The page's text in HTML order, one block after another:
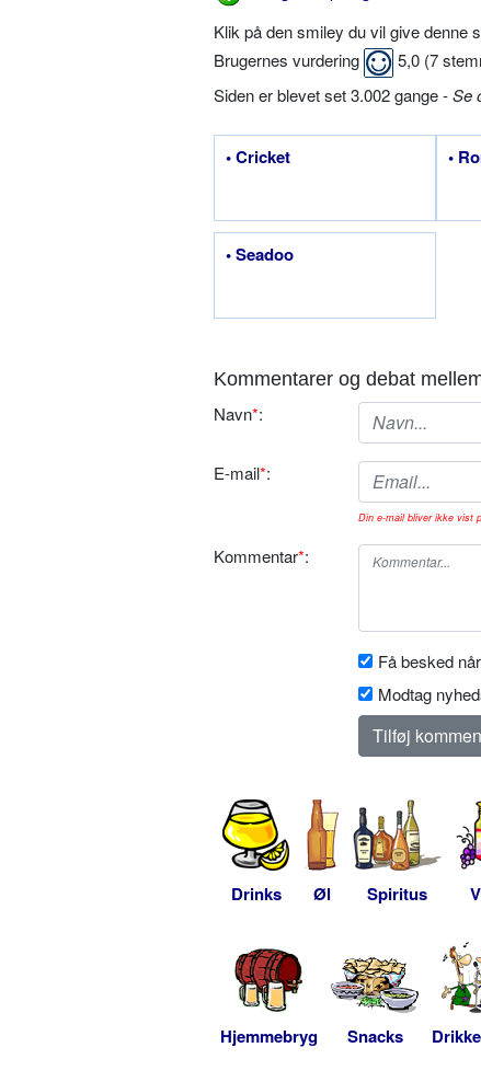
Klik på den smiley du vil give denne
Brugernes vurdering
5,0 (7
Siden er blevet set 3.002 gange -Se
• Cricket •
• Seadoo
Kommentarer og debat
Navn*:
E-mail*:
Din e-mail bliver ikke vist
Kommentar*:
Få besked
Modtag
Drinks Øl Spiritus
Hjemmebryg Snacks